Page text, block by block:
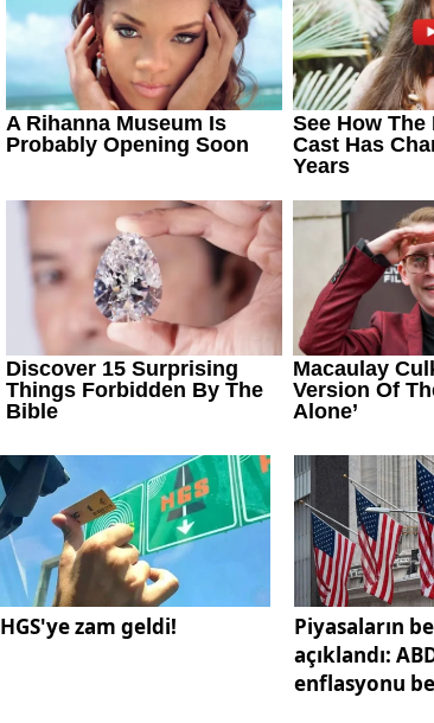
HGS'ye zam geldi!
Piyasaların
açıklandı:
enflasyonu